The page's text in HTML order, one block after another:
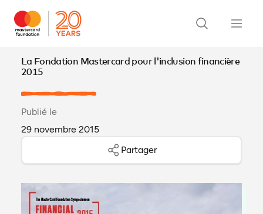
La Fondation Mastercard pour l'inclusion financière
2015
Publié le
29 novembre 2015
Partager